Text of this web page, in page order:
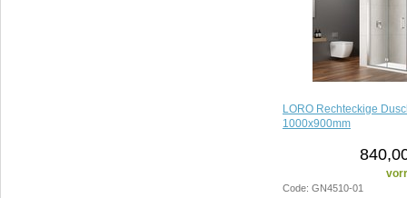
LORO Rechteckige
1000x900mm
Code: GN4510-01